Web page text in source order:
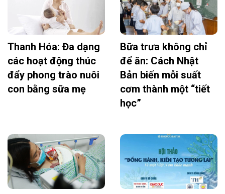
Thanh Hóa: Đa dạng
các hoạt động thúc
đẩy phong trào nuôi
con bằng sữa mẹ
Bữa trưa không chỉ
để ăn: Cách Nhật
Bản biến mỗi suất
cơm thành một “tiết
học”